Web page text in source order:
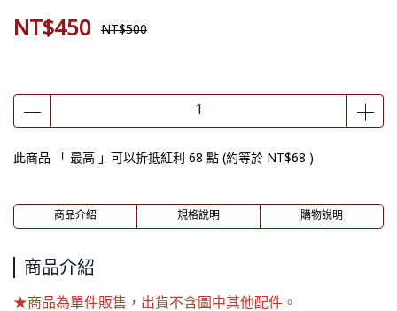
NT$450 NT$500
此商品 「 最高 」可以折抵紅利 68 點 (約等於 NT$68 )
商品介紹 規格說明 購物說明
商品介紹
★商品為單件販售，出貨不含圖中其他配件。